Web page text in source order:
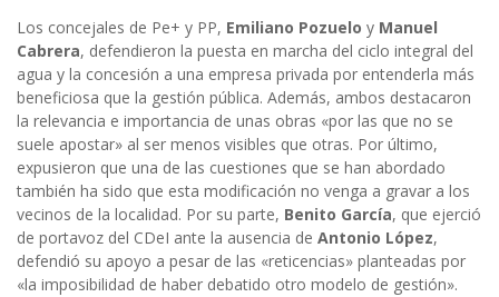
Los concejales de Pe+ y PP, Emiliano Pozuelo y Manuel
Cabrera, defendieron la puesta en marcha del ciclo integral del
agua y la concesión a una empresa privada por entenderla más
beneficiosa que la gestión pública. Además, ambos destacaron
la relevancia e importancia de unas obras «por las que no se
suele apostar» al ser menos visibles que otras. Por último,
expusieron que una de las cuestiones que se han abordado
también ha sido que esta modificación no venga a gravar a los
vecinos de la localidad. Por su parte, Benito García, que ejerció
de portavoz del CDeI ante la ausencia de Antonio López,
defendió su apoyo a pesar de las «reticencias» planteadas por
«la imposibilidad de haber debatido otro modelo de gestión».